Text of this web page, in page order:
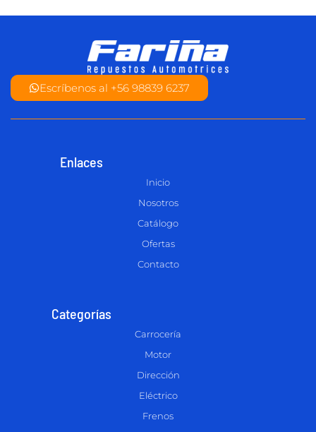
Escríbenos al +56 98839 6237
Enlaces
Inicio
Nosotros
Catálogo
Ofertas
Contacto
Categorías
Carrocería
Motor
Dirección
Eléctrico
Frenos